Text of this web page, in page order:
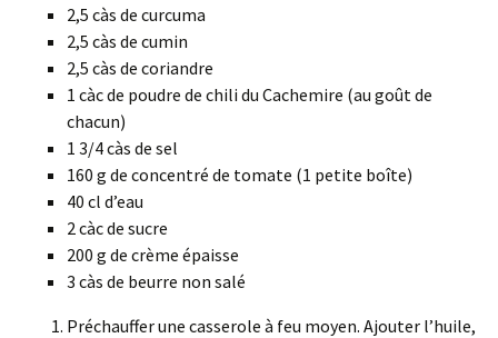
2,5 càs de curcuma
2,5 càs de cumin
2,5 càs de coriandre
1 càc de poudre de chili du Cachemire (au goût de
chacun)
1 3/4 càs de sel
160 g de concentré de tomate (1 petite boîte)
40 cl d’eau
2 càc de sucre
200 g de crème épaisse
3 càs de beurre non salé
Préchauffer une casserole à feu moyen. Ajouter l’huile,